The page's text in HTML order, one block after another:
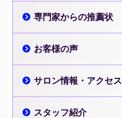
専門家からの推薦状
お客様の声
サロン情報・アクセス
スタッフ紹介